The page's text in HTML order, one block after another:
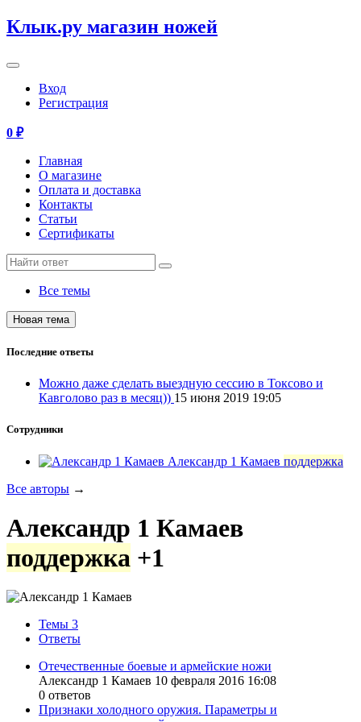
Клык.ру магазин ножей
Вход
Регистрация
0 ₽
Главная
О магазине
Оплата и доставка
Контакты
Статьи
Сертификаты
Все темы
Последние ответы
Можно даже сделать выездную сессию в Токсово и
Кавголово раз в месяц)) 15 июня 2019 19:05
Сотрудники
Александр 1 Камаев поддержка
Все авторы →
Александр 1 Камаев
поддержка +1
Темы 3
Ответы
Отечественные боевые и армейские ножи
Александр 1 Камаев 10 февраля 2016 16:08
0 ответов
Признаки холодного оружия. Параметры и